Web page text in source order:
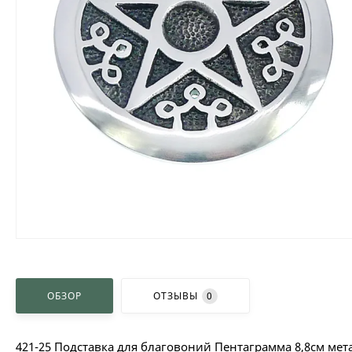
ОБЗОР ОТЗЫВЫ 0
421-25 Подставка для благовоний Пентаграмма 8,8см